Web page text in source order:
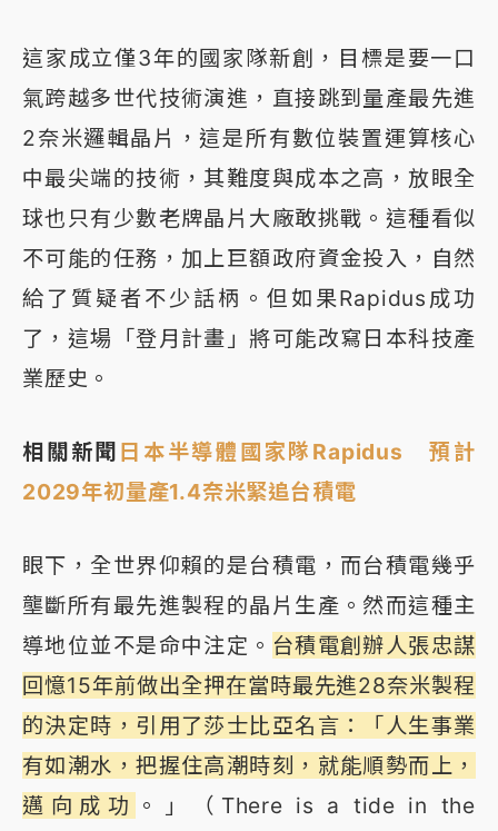
這家成立僅3年的國家隊新創，目標是要一口
氣跨越多世代技術演進，直接跳到量產最先進
2奈米邏輯晶片，這是所有數位裝置運算核心
中最尖端的技術，其難度與成本之高，放眼全
球也只有少數老牌晶片大廠敢挑戰。這種看似
不可能的任務，加上巨額政府資金投入，自然
給了質疑者不少話柄。但如果Rapidus成功
了，這場「登月計畫」將可能改寫日本科技產
業歷史。
相關新聞 日本半導體國家隊Rapidus 預計
2029年初量產1.4奈米緊追台積電
眼下，全世界仰賴的是台積電，而台積電幾乎
壟斷所有最先進製程的晶片生產。然而這種主
導地位並不是命中注定。 台積電創辦人張忠謀
回憶15年前做出全押在當時最先進28奈米製程
的決定時，引用了莎士比亞名言：「人生事業
有如潮水，把握住高潮時刻，就能順勢而上，
邁向成功 。」（There is a tide in the